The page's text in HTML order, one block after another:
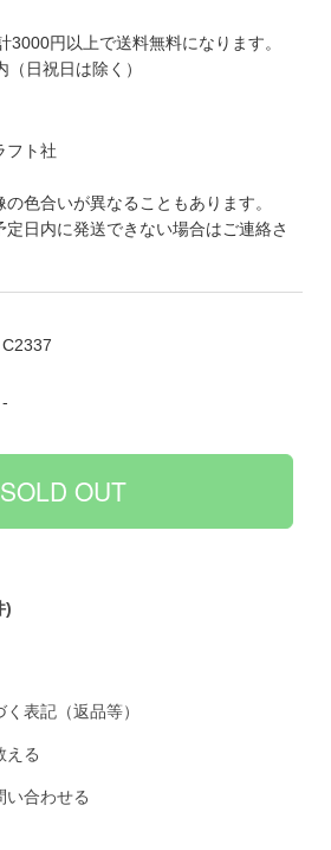
3000円以上で送料無料になります。
日祝日は除く）
フト社
色合いが異なることもあります。
日内に発送できない場合はご連絡さ
C2337
-
)
表記（返品等）
える
い合わせる